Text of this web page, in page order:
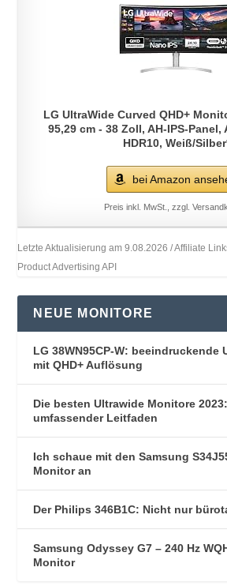
LG UltraWide Curved QHD+
95,29 cm - 38 Zoll, AH-IPS-Panel,
HDR10, Weiß/
bei Amazon
Preis inkl. MwSt., zzgl.
Letzte Aktualisierung am 9.08.2026 / Affiliate
Product Advertising API
NEUE MONITORE
LG 38WN95CP-W: beeindruckende
mit QHD+ Auflösung
Die besten Ultrawide Monitore
umfassender Leitfaden
Ich schaue mit den Samsung
Monitor an
Der Philips 346B1C: Nicht nur
Samsung Odyssey G7 – 240 Hz
Monitor